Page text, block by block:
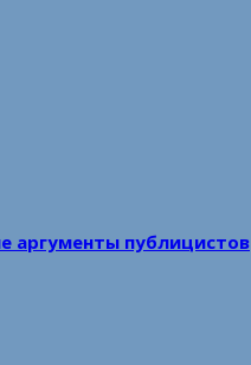
аргументы публицистов